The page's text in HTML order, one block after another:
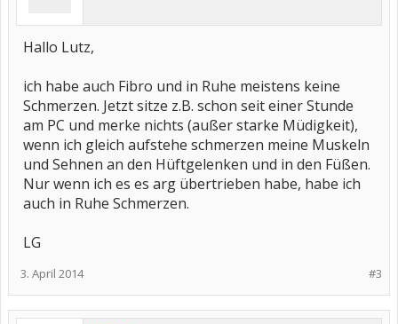
Hallo Lutz,
ich habe auch Fibro und in Ruhe meistens keine
Schmerzen. Jetzt sitze z.B. schon seit einer Stunde
am PC und merke nichts (außer starke Müdigkeit),
wenn ich gleich aufstehe schmerzen meine Muskeln
und Sehnen an den Hüftgelenken und in den Füßen.
Nur wenn ich es es arg übertrieben habe, habe ich
auch in Ruhe Schmerzen.
LG
#3
3. April 2014